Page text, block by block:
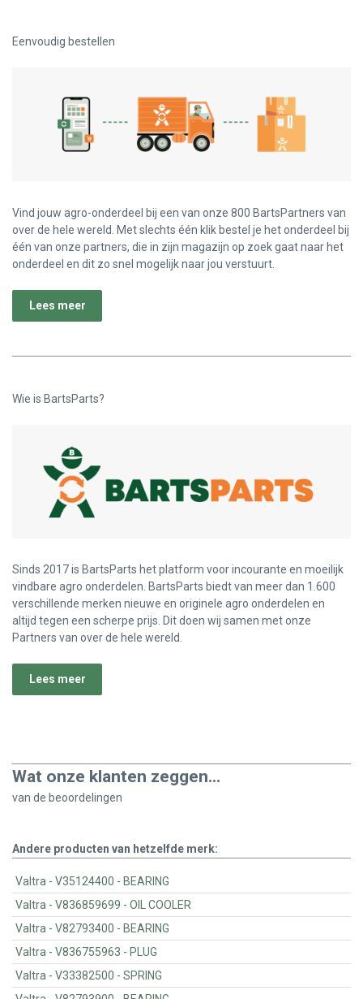
Eenvoudig bestellen
Vind jouw agro-onderdeel bij een van onze 800 BartsPartners van
over de hele wereld. Met slechts één klik bestel je het onderdeel bij
één van onze partners, die in zijn magazijn op zoek gaat naar het
onderdeel en dit zo snel mogelijk naar jou verstuurt.
Lees meer
Wie is BartsParts?
Sinds 2017 is BartsParts het platform voor incourante en moeilijk
vindbare agro onderdelen. BartsParts biedt van meer dan 1.600
verschillende merken nieuwe en originele agro onderdelen en
altijd tegen een scherpe prijs. Dit doen wij samen met onze
Partners van over de hele wereld.
Lees meer
Wat onze klanten zeggen...
van de beoordelingen
Andere producten van hetzelfde merk:
Valtra - V35124400 - BEARING
Valtra - V836859699 - OIL COOLER
Valtra - V82793400 - BEARING
Valtra - V836755963 - PLUG
Valtra - V33382500 - SPRING